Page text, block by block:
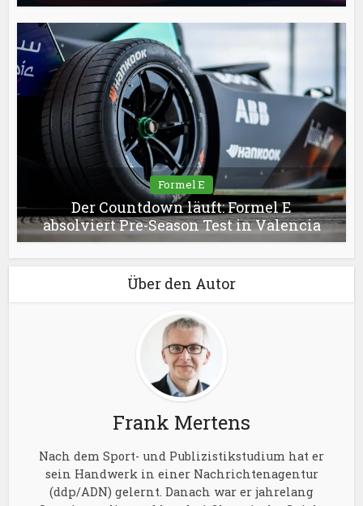
Formel E
Der Countdown läuft: Formel E
absolviert Pre-Season Test in Valencia
Über den Autor
Frank Mertens
Nach dem Sport- und Publizistikstudium hat er
sein Handwerk in einer Nachrichtenagentur
(ddp/ADN) gelernt. Danach war er jahrelang